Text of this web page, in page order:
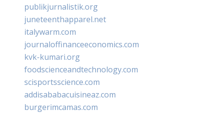
publikjurnalistik.org
juneteenthapparel.net
italywarm.com
journaloffinanceeconomics.com
kvk-kumari.org
foodscienceandtechnology.com
scisportsscience.com
addisababacuisineaz.com
burgerimcamas.com